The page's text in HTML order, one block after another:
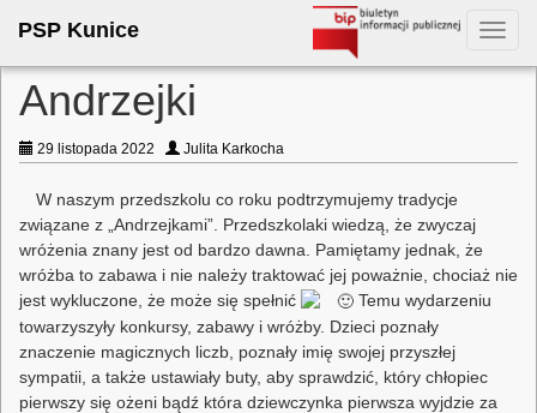
PSP Kunice
Andrzejki
29 listopada 2022 Julita Karkocha
W naszym przedszkolu co roku podtrzymujemy tradycje
związane z „Andrzejkami”. Przedszkolaki wiedzą, że zwyczaj
wróżenia znany jest od bardzo dawna. Pamiętamy jednak, że
wróżba to zabawa i nie należy traktować jej poważnie, chociaż nie
jest wykluczone, że może się spełnić
Temu wydarzeniu
towarzyszyły konkursy, zabawy i wróżby. Dzieci poznały
znaczenie magicznych liczb, poznały imię swojej przyszłej
sympatii, a także ustawiały buty, aby sprawdzić, który chłopiec
pierwszy się ożeni bądź która dziewczynka pierwsza wyjdzie za